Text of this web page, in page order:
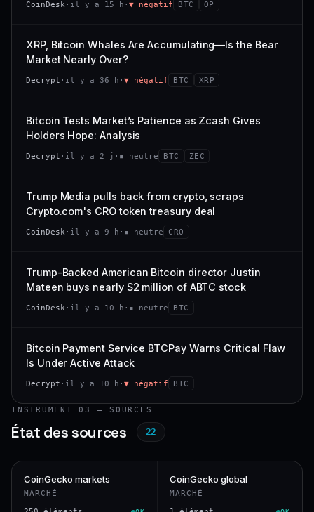
−0,1 % +0,1 %
−0,1 % #29
CONFIANCE
477 M$ 1 464 $
+0,6 % −3,6 %
−94,7 % #102
CONFIANCE
CoinDesk · il y a 15 h · ▼ négatif BTC OP
XRP, Bitcoin Whales Are Accumulating—Is the Bear
Market Nearly Over?
Decrypt · il y a 36 h · ▼ négatif BTC XRP
Bitcoin Tests Market’s Patience as Zcash Gives
Holders Hope: Analysis
Decrypt · il y a 2 j · ▪ neutre BTC ZEC
Trump Media pulls back from crypto, scraps
Crypto.com's CRO token treasury deal
CoinDesk · il y a 9 h · ▪ neutre CRO
Trump-Backed American Bitcoin director Justin
Mateen buys nearly $2 million of ABTC stock
CoinDesk · il y a 10 h · ▪ neutre BTC
Bitcoin Payment Service BTCPay Warns Critical Flaw
Is Under Active Attack
Decrypt · il y a 10 h · ▼ négatif BTC
INSTRUMENT 03 — SOURCES
État des sources 22
CoinGecko markets
MARCHÉ
CoinGecko global
MARCHÉ